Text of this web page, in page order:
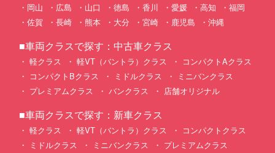
岡山
広島 山口 徳島 香川 愛媛 高知
福岡
佐賀
長崎 熊本 大分 宮崎 鹿児島 沖縄
■車両クラスで探す：中古車クラス
軽クラス 軽VT（バントラ）クラス
コンパクトAクラス
コンパクトBクラス
ミドルクラス
ミニバンクラス
プレミアムクラス
バンクラス 店舗オリジナル
■車両クラスで探す：新車クラス
軽クラス 軽VT（バントラ）クラス
コンパクトクラス
ミドルクラス
ミニバンクラス プレミアムクラス